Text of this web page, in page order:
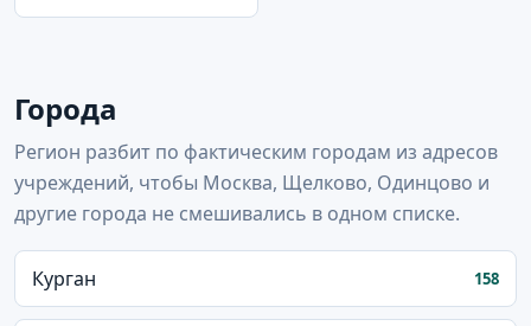
Города
Регион разбит по фактическим городам из адресов
учреждений, чтобы Москва, Щелково, Одинцово и
другие города не смешивались в одном списке.
Курган 158